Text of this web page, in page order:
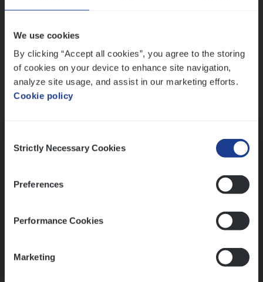
We use cookies
By clicking “Accept all cookies”, you agree to the storing
of cookies on your device to enhance site navigation,
analyze site usage, and assist in our marketing efforts.
Cookie policy
Selection
Strictly Necessary Cookies
Preferences
Performance Cookies
Marketing